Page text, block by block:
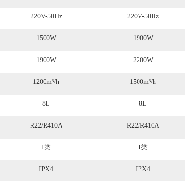
220V-50Hz
1500W
1900W
1200m³/h
8L
R22/R410A
I类
IPX4
220V-50Hz
1900W
2200W
1500m³/h
8L
R22/R410A
I类
IPX4